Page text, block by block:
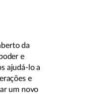
da
e
ajudá-lo a
e
um novo